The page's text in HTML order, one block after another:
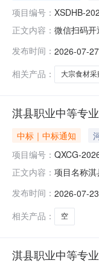
项目编号： XSDHB-
正文内容： 微信扫码
发布时间： 2026-07-
相关产品：
大宗食材采
淇县职业中等专
中标｜中标通知
项目编号： QXCG-
正文内容： 项目名称
育训图书
发布时间： 2026-07-
相关产品：
空
淇县职业中等专